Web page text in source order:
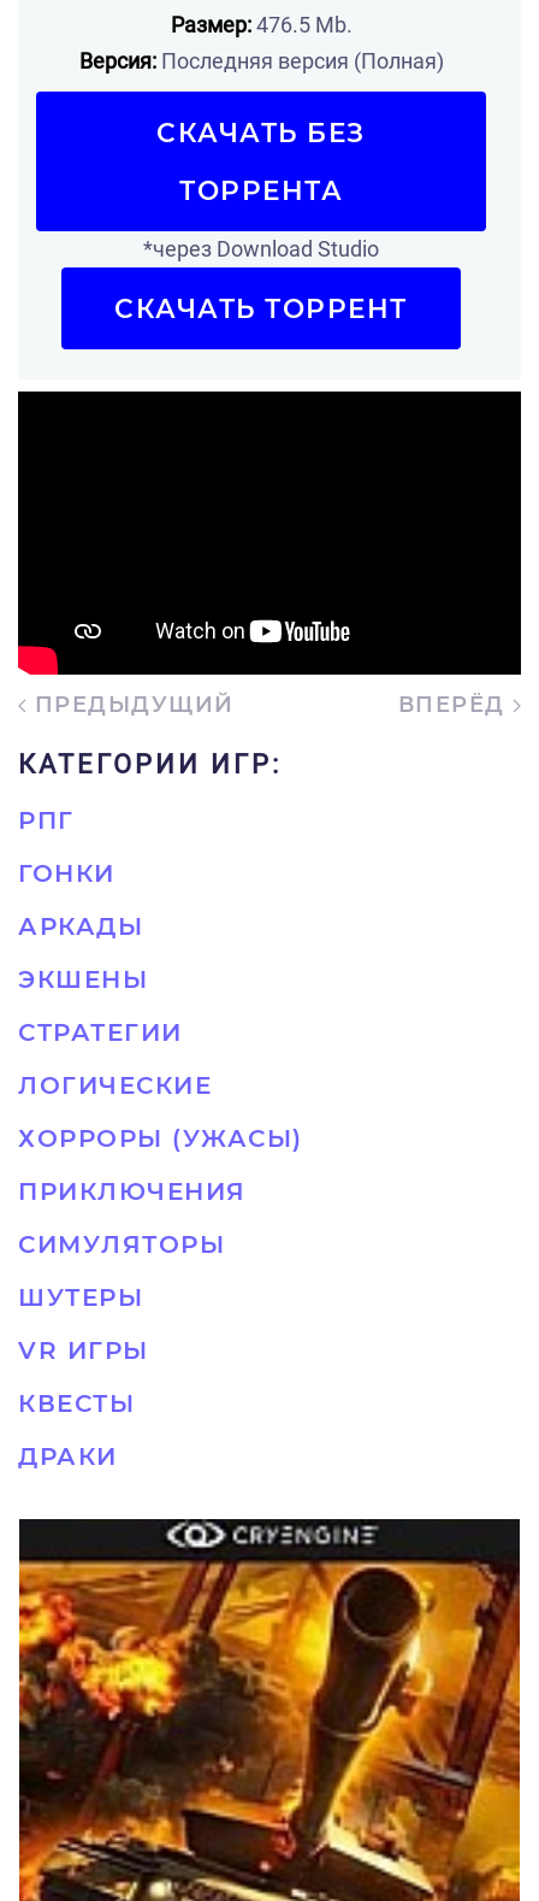
Размер:476.5 Mb.
Версия:Последняя версия (Полная)
СКАЧАТЬ БЕЗ
ТОРРЕНТА
*через Download Studio
СКАЧАТЬ ТОРРЕНТ
ПРЕДЫДУЩИЙ ВПЕРЁД
КАТЕГОРИИ ИГР:
РПГ
ГОНКИ
АРКАДЫ
ЭКШЕНЫ
СТРАТЕГИИ
ЛОГИЧЕСКИЕ
ХОРРОРЫ (УЖАСЫ)
ПРИКЛЮЧЕНИЯ
СИМУЛЯТОРЫ
ШУТЕРЫ
VR ИГРЫ
КВЕСТЫ
ДРАКИ